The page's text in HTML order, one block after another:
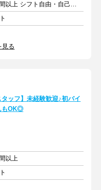
週1日以上 1日3時間以上 シフト自由・自己申告
見る
タッフ】未経験歓迎♪初バイ
もOK◎
以上